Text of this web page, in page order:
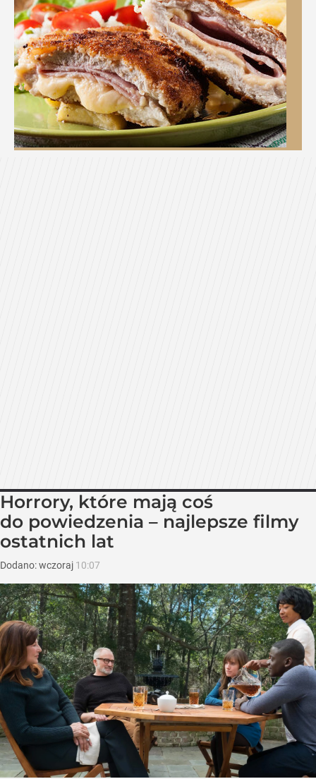
Horrory, które mają coś
do powiedzenia – najlepsze filmy
ostatnich lat
Dodano:wczoraj 10:07